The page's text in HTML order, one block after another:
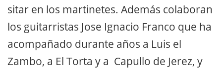
sitar en los martinetes. Además colaboran
los guitarristas Jose Ignacio Franco que ha
acompañado durante años a Luis el
Zambo, a El Torta y a Capullo de Jerez, y